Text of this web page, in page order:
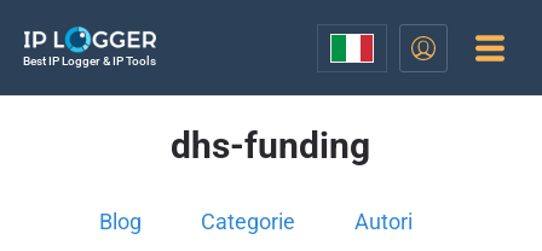
Best IP Logger & IP Tools
dhs-funding
Blog Categorie Autori